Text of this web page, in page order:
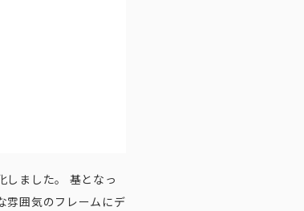
しました。 基となっ
雰囲気のフレームにデ